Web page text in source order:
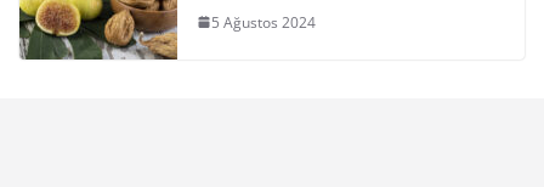
5 Ağustos 2024